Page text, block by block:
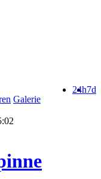
7d
24h
Galerie